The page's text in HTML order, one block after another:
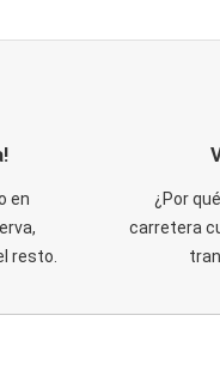
en
resto.
¿Por
carretera